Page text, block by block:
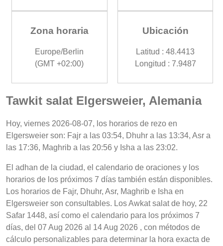
Zona horaria
Europe/Berlin
(GMT +02:00)
Ubicación
Latitud : 48.4413
Longitud : 7.9487
Tawkit salat Elgersweier, Alemania
Hoy, viernes 2026-08-07, los horarios de rezo en
Elgersweier son: Fajr a las 03:54, Dhuhr a las 13:34, Asr a
las 17:36, Maghrib a las 20:56 y Isha a las 23:02.
El adhan de la ciudad, el calendario de oraciones y los
horarios de los próximos 7 días también están disponibles.
Los horarios de Fajr, Dhuhr, Asr, Maghrib e Isha en
Elgersweier son consultables. Los Awkat salat de hoy, 22
Safar 1448, así como el calendario para los próximos 7
días, del 07 Aug 2026 al 14 Aug 2026 , con métodos de
cálculo personalizables para determinar la hora exacta de